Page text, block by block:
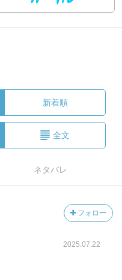
新着順
全文
ネタバレ
フォロー
2025.07.22